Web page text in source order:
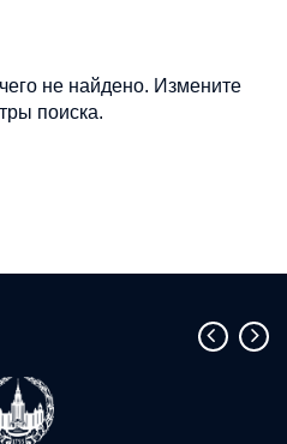
не найдено. Измените
поиска.